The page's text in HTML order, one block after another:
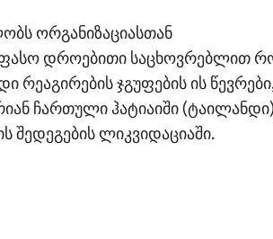
ორგანიზაციასთან
დროებითი საცხოვრებლით
რეაგირების ჯგუფების ის
ჩართული ჰატიაიში (ტაილანდი)
ლიკვიდაციაში.